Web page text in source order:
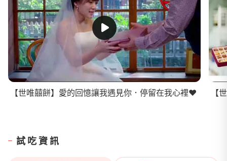
【世唯囍餅】愛的回憶讓我遇見你．停留在我心裡❤
試吃資訊